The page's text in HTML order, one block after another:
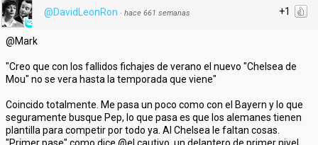
+1
@DavidLeonRon · hace 661 semanas
@Mark
"Creo que con los fallidos fichajes de verano el nuevo "Chelsea de
Mou" no se vera hasta la temporada que viene"
Coincido totalmente. Me pasa un poco como con el Bayern y lo que
seguramente busque Pep, lo que pasa es que los alemanes tienen
plantilla para competir por todo ya. Al Chelsea le faltan cosas.